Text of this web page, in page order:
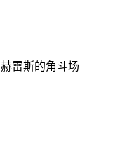
赫雷斯的角斗场